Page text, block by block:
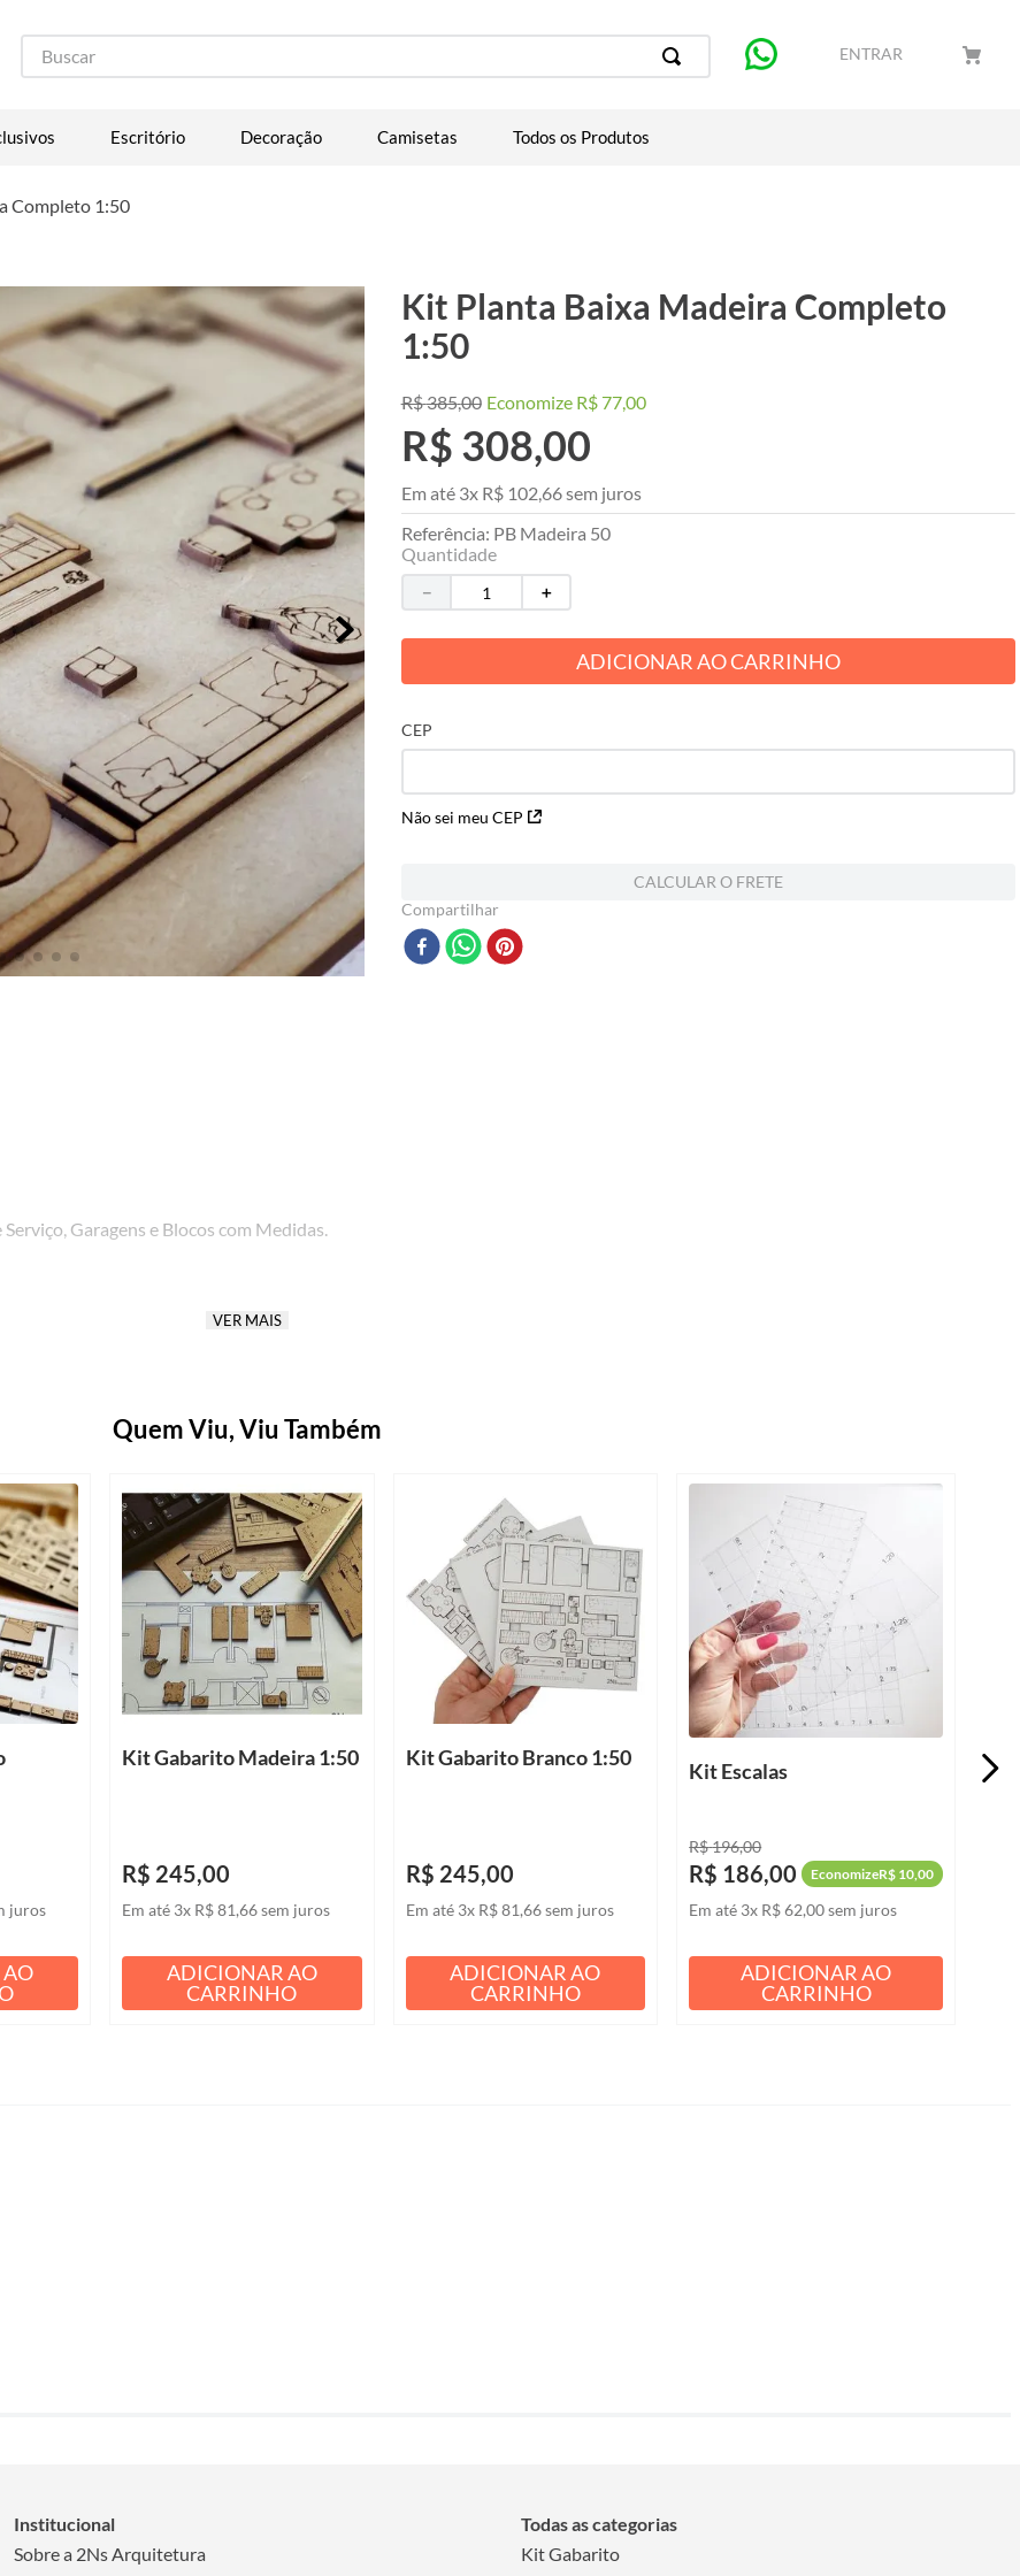
Buscar ENTRAR
Escritório Decoração Camisetas Todos os Produtos
Completo 1:50
Kit Planta Baixa Madeira Completo
1:50
R$385,00 Economize R$ 77,00
R$ 308,00
Em até 3x R$ 102,66sem juros
Referência: PB Madeira 50
Quantidade
＋
－
ADICIONAR AO CARRINHO
CEP
Não sei meu CEP
CALCULAR O FRETE
Compartilhar
Garagens e Blocos com Medidas.
VER MAIS
Quem Viu, Viu Também
juros
Kit Gabarito Madeira 1:50
R$ 245,00
Em até 3x R$81,66sem juros
ADICIONAR AO
CARRINHO
Kit Gabarito Branco 1:50
R$ 245,00
Em até 3x R$81,66sem juros
ADICIONAR AO
CARRINHO
Kit Escalas
R$196,00
R$ 186,00 EconomizeR$ 10 ,00
Em até 3x R$62,00sem juros
ADICIONAR AO
CARRINHO
Institucional
Sobre a 2Ns Arquitetura
Todas as categorias
Kit Gabarito